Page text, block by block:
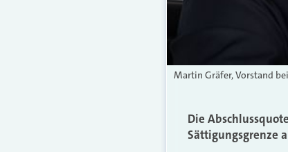
Martin Gräfer, Vorstand
Die
Sättigungsgrenze